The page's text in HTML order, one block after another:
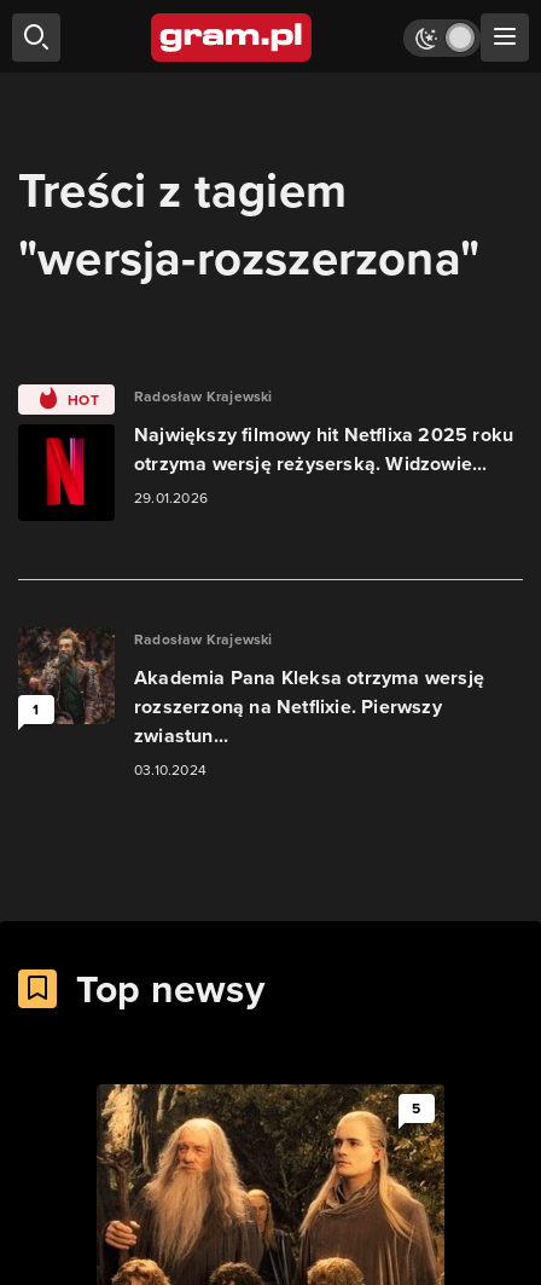
Treści z tagiem
"wersja-rozszerzona"
HOT Radosław Krajewski
Największy filmowy hit Netflixa 2025 roku
otrzyma wersję reżyserską. Widzowie...
29.01.2026
1
Radosław Krajewski
Akademia Pana Kleksa otrzyma wersję
rozszerzoną na Netflixie. Pierwszy
zwiastun...
03.10.2024
Top newsy
5